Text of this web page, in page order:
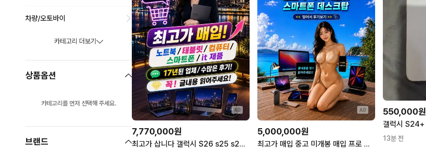
차량/오토바이
카테고리 더보기
상품옵션
카테고리를 먼저 선택해 주세요.
브랜드
AD
7,770,000원
최고가 삽니다 갤럭시 S26 s25 s24 폴드 z7 z6 7 6 8 플립 아이폰 16 15 17 프로 맥스 max
AD
5,000,000원
최고가 매입 중고 미개봉 매입 프로 업체 노트북 lg 그램 삼성 갤럭시북 맥북 에어 프로 14 15 16 17 인치 m1 m2 m3 m4 m5 pro max 6 5 4 3 2 1
550,000원
13분 전